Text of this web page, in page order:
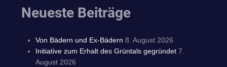
Neueste Beiträge
Von Bädern und Ex-Bädern 8. August 2026
Initiative zum Erhalt des Grüntals gegründet 7.
August 2026